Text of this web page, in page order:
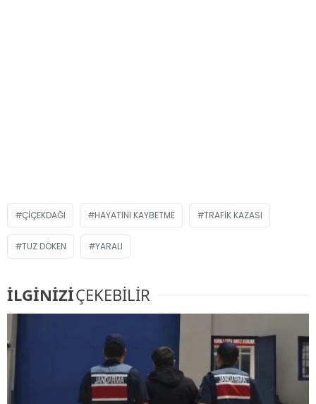
ÇIÇEKDAĞI HAYATINI KAYBETME TRAFIK KAZASI
TUZ DÖKEN YARALI
İLGİNİZİÇEKEBİLİR